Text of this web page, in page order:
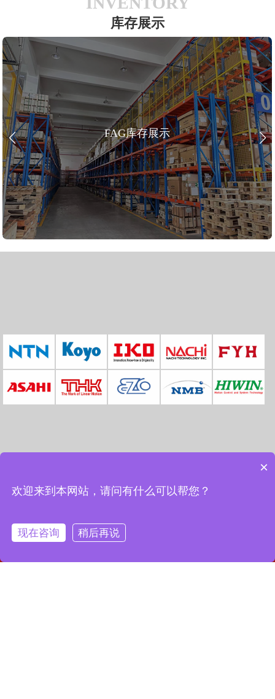
库存展示
FAG库存展示
联系我们
×
欢迎来到本网站，请问有什么可以帮您？
现在咨询 稍后再说